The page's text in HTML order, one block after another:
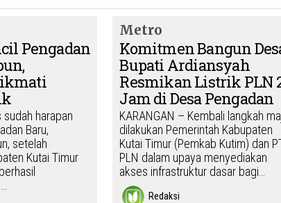
Pengadan
sudah harapan
Baru,
setelah
Kutai Timur
Metro
Komitmen Bangun
Bupati Ardiansyah
Resmikan Listrik PLN
Jam di Desa Pengadan
KARANGAN – Kembali langkah
dilakukan Pemerintah Kabupaten
Kutai Timur (Pemkab Kutim) dan
PLN dalam upaya menyediakan
akses infrastruktur dasar bagi…
Redaksi